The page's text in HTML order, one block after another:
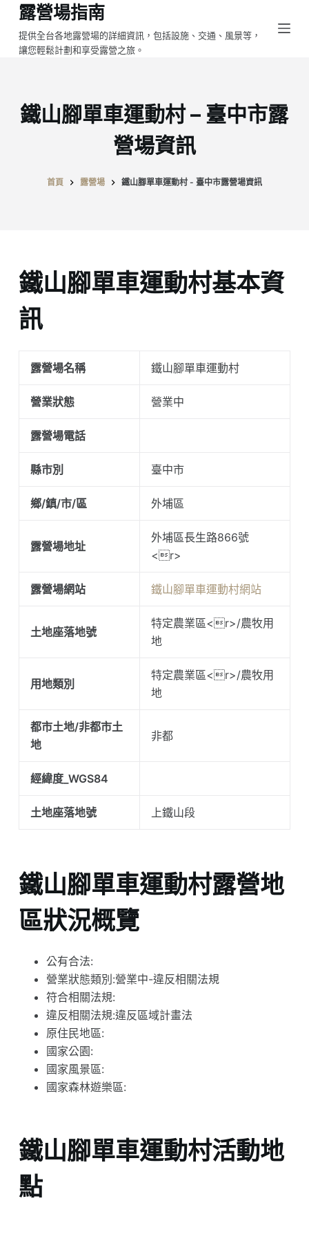
跳
至
主
容
露營場指南
提供全台各地露營場的詳細資訊，包括設施、交通、風景等，
讓您輕鬆計劃和享受露營之旅。
鐵山腳單車運動村 – 臺中市露
營場資訊
首頁 露營場 鐵山腳單車運動村 - 臺中市露營場資訊
鐵山腳單車運動村基本資
訊
露營場名稱 鐵山腳單車運動村
營業狀態 營業中
露營場電話
縣市別 臺中市
鄉/鎮/市/區 外埔區
露營場地址
外埔區長生路866號
<r>
露營場網站 鐵山腳單車運動村網站
土地座落地號
特定農業區<r>/農牧用
地
用地類別
特定農業區<r>/農牧用
地
都市土地/非都市土
地
非都
經緯度_WGS84
土地座落地號 上鐵山段
鐵山腳單車運動村露營地
區狀況概覽
公有合法:
營業狀態類別:營業中-違反相關法規
符合相關法規:
違反相關法規:違反區域計畫法
原住民地區:
國家公園:
國家風景區:
國家森林遊樂區:
鐵山腳單車運動村活動地
點